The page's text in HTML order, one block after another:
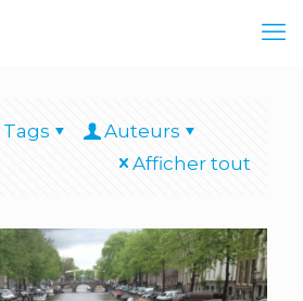
Tags
Auteurs
Afficher tout